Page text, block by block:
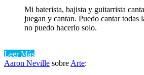
Mi baterista, bajista y guitarrista
juegan y cantan. Puedo cantar todas
no puedo hacerlo solo.
Leer Más
Aaron Neville sobre Arte: